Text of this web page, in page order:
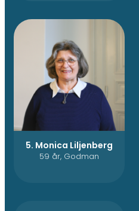
5. Monica Liljenberg
59 år, Godman